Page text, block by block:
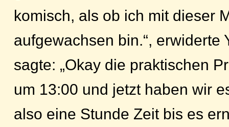
komisch, als ob ich mit dieser
aufgewachsen bin.“, erwiderte
sagte: „Okay die praktischen
um 13:00 und jetzt haben wir
also eine Stunde Zeit bis es